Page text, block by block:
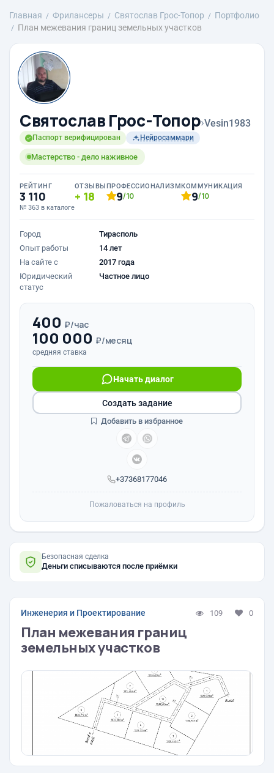
Главная Фрилансеры Святослав Грос-Топор
Портфолио
План межевания границ земельных участков
Святослав Грос-Топор›Vesin1983
Паспорт верифицирован Нейросаммари
Мастерство - дело наживное
РЕЙТИНГ
3 110
№ 363 в каталоге
ОТЗЫВЫ
18
ПРОФЕССИОНАЛИЗМ
9/10
КОММУНИКАЦИЯ
9/10
Город
Тирасполь
Опыт работы
14 лет
На сайте с
2017 года
Юридический
статус
Частное лицо
400 ₽/час
100 000 ₽/месяц
средняя ставка
+37368177046
Начать диалог
Создать задание
Добавить в избранное
Пожаловаться на профиль
Безопасная сделка
Деньги списываются после приёмки
Инженерия и Проектирование 109 0
План межевания границ
земельных участков